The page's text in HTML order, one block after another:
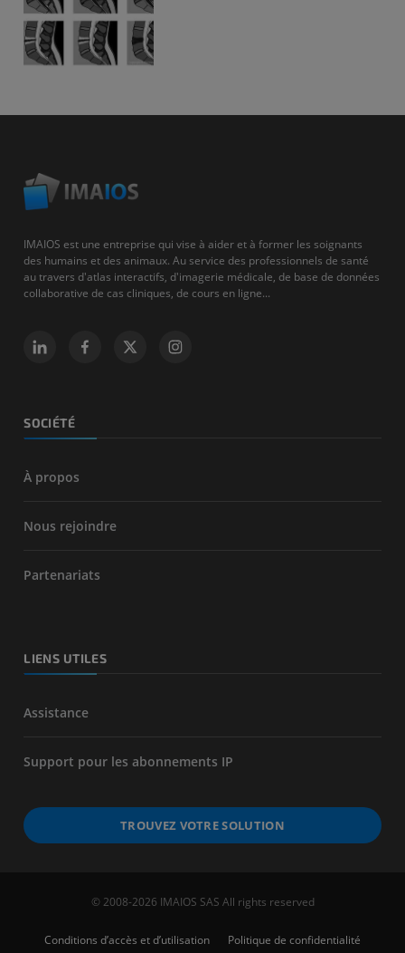
IMAIOS est une entreprise qui vise à aider et à former les soignants
des humains et des animaux. Au service des professionnels de santé
au travers d'atlas interactifs, d'imagerie médicale, de base de données
collaborative de cas cliniques, de cours en ligne...
SOCIÉTÉ
À propos
Nous rejoindre
Partenariats
LIENS UTILES
Assistance
Support pour les abonnements IP
TROUVEZ VOTRE SOLUTION
© 2008-2026 IMAIOS SAS All rights reserved
Conditions d’accès et d’utilisation Politique de confidentialité